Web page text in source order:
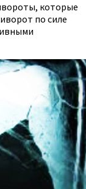
которые
по силе